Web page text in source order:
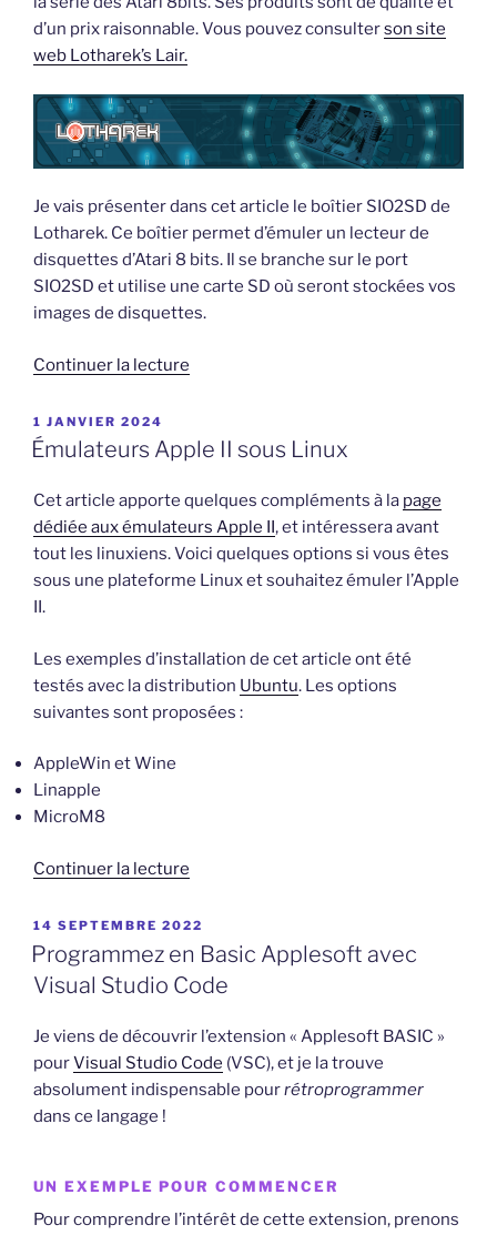
d’un prix raisonnable. Vous pouvez consulterson site
web Lotharek’s Lair.
Je vais présenter dans cet article le boîtier SIO2SD de
Lotharek. Ce boîtier permet d’émuler un lecteur de
disquettes d’Atari 8 bits. Il se branche sur le port
SIO2SD et utilise une carte SD où seront stockées vos
images de disquettes.
Continuer la lecture
pour
de
Lotharek »
PUBLIÉ
LE
1 JANVIER 2024
Émulateurs Apple II sous Linux
Cet article apporte quelques compléments à la page
dédiée aux émulateurs Apple II , et intéressera avant
tout les linuxiens. Voici quelques options si vous êtes
sous une plateforme Linux et souhaitez émuler l’Apple
II.
Les exemples d’installation de cet article ont été
testés avec la distribution Ubuntu. Les options
suivantes sont proposées :
AppleWin et Wine
Linapple
MicroM8
Continuer la lecture
Apple
II
sous
Linux »
PUBLIÉ
LE
14 SEPTEMBRE 2022
Programmez en Basic Applesoft avec
Visual Studio Code
Je viens de découvrir l’extension « Applesoft BASIC »
pourVisual Studio Code (VSC), et je la trouve
absolument indispensable pourrétroprogrammer
dans ce langage !
UN EXEMPLE POUR COMMENCER
Pour comprendre l’intérêt de cette extension, prenons